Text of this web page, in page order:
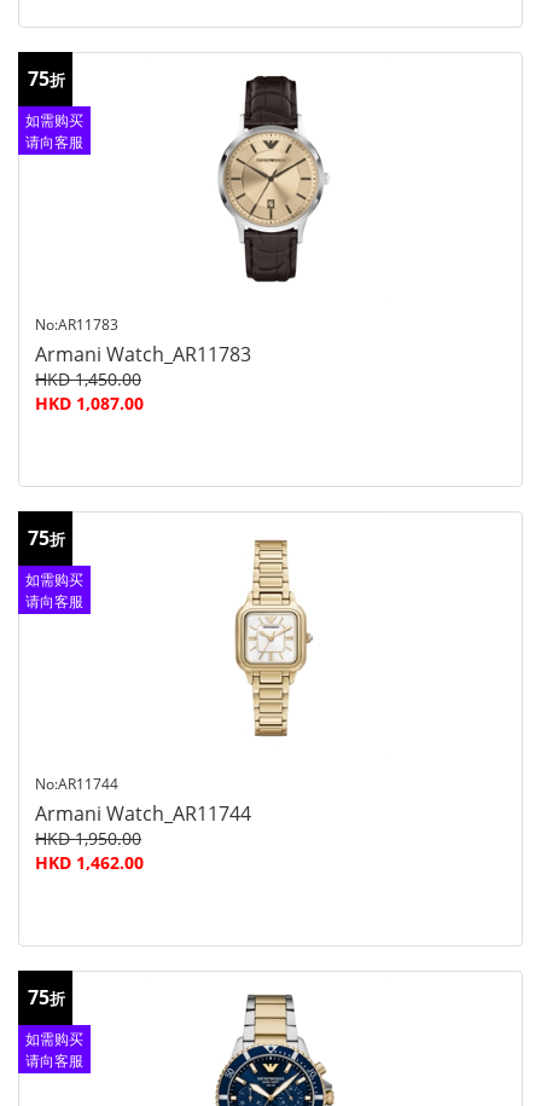
75折
如需购买
请向客服
No:AR11783
Armani Watch_AR11783
HKD 1,450.00
HKD 1,087.00
75折
如需购买
请向客服
No:AR11744
Armani Watch_AR11744
HKD 1,950.00
HKD 1,462.00
75折
如需购买
请向客服